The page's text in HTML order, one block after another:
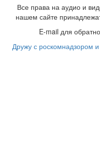
Все права на аудио и
нашем сайте
E-mail для
Дружу с роскомнадзором